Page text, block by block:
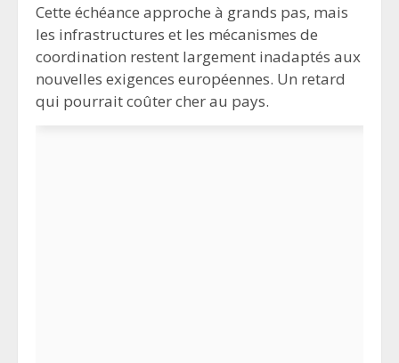
Cette échéance approche à grands pas, mais
les infrastructures et les mécanismes de
coordination restent largement inadaptés aux
nouvelles exigences européennes. Un retard
qui pourrait coûter cher au pays.